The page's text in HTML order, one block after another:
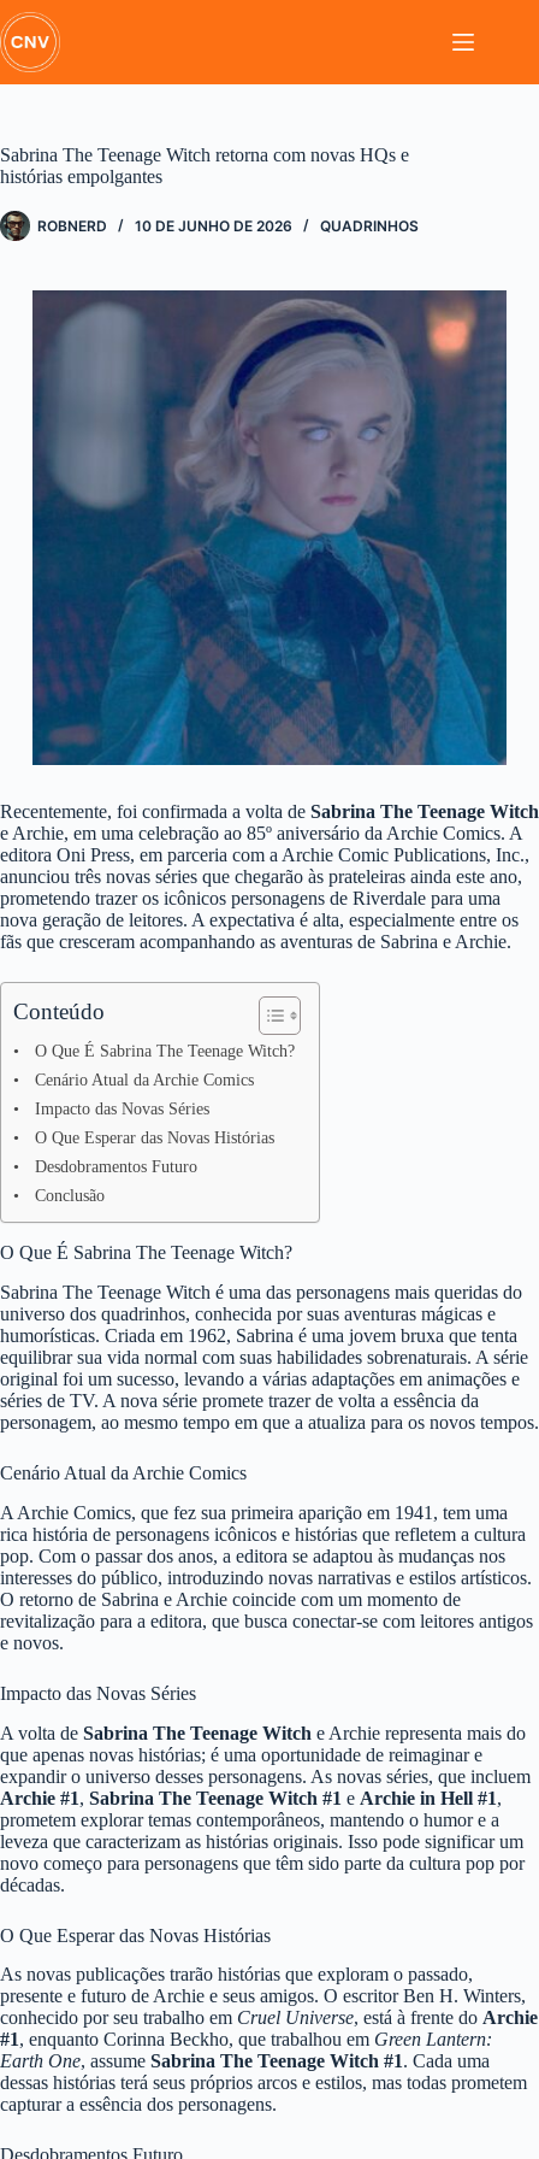
Pular
para
o
conteúdo
Sabrina The Teenage Witch retorna com novas HQs e
histórias empolgantes
ROBNERD 10 DE JUNHO DE 2026 QUADRINHOS
Recentemente, foi confirmada a volta de Sabrina The Teenage Witch
e Archie, em uma celebração ao 85º aniversário da Archie Comics. A
editora Oni Press, em parceria com a Archie Comic Publications, Inc.,
anunciou três novas séries que chegarão às prateleiras ainda este ano,
prometendo trazer os icônicos personagens de Riverdale para uma
nova geração de leitores. A expectativa é alta, especialmente entre os
fãs que cresceram acompanhando as aventuras de Sabrina e Archie.
Conteúdo
O Que É Sabrina The Teenage Witch?
Cenário Atual da Archie Comics
Impacto das Novas Séries
O Que Esperar das Novas Histórias
Desdobramentos Futuro
Conclusão
O Que É Sabrina The Teenage Witch?
Sabrina The Teenage Witch é uma das personagens mais queridas do
universo dos quadrinhos, conhecida por suas aventuras mágicas e
humorísticas. Criada em 1962, Sabrina é uma jovem bruxa que tenta
equilibrar sua vida normal com suas habilidades sobrenaturais. A série
original foi um sucesso, levando a várias adaptações em animações e
séries de TV. A nova série promete trazer de volta a essência da
personagem, ao mesmo tempo em que a atualiza para os novos tempos.
Cenário Atual da Archie Comics
A Archie Comics, que fez sua primeira aparição em 1941, tem uma
rica história de personagens icônicos e histórias que refletem a cultura
pop. Com o passar dos anos, a editora se adaptou às mudanças nos
interesses do público, introduzindo novas narrativas e estilos artísticos.
O retorno de Sabrina e Archie coincide com um momento de
revitalização para a editora, que busca conectar-se com leitores antigos
e novos.
Impacto das Novas Séries
A volta de Sabrina The Teenage Witch e Archie representa mais do
que apenas novas histórias; é uma oportunidade de reimaginar e
expandir o universo desses personagens. As novas séries, que incluem
Archie #1, Sabrina The Teenage Witch #1 e Archie in Hell #1,
prometem explorar temas contemporâneos, mantendo o humor e a
leveza que caracterizam as histórias originais. Isso pode significar um
novo começo para personagens que têm sido parte da cultura pop por
décadas.
O Que Esperar das Novas Histórias
As novas publicações trarão histórias que exploram o passado,
presente e futuro de Archie e seus amigos. O escritor Ben H. Winters,
conhecido por seu trabalho em Cruel Universe, está à frente do Archie
#1, enquanto Corinna Beckho, que trabalhou em Green Lantern:
Earth One, assume Sabrina The Teenage Witch #1. Cada uma
dessas histórias terá seus próprios arcos e estilos, mas todas prometem
capturar a essência dos personagens.